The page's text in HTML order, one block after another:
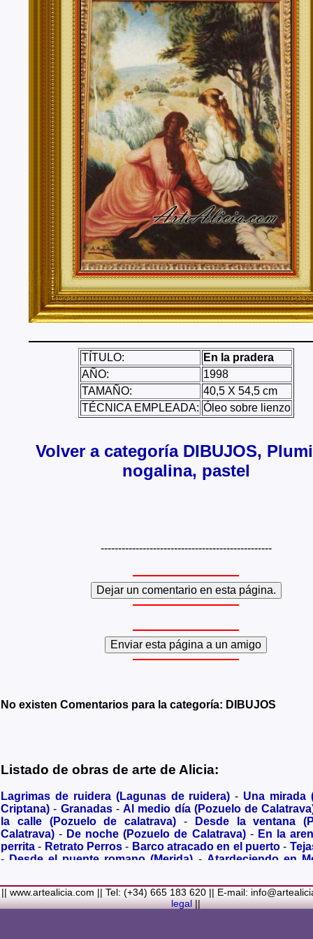
Valencia, Valladolid, Vizcaya, Zamora, Zaragoza.
También realizo envíos de mis cuadros o pinturas
lugares del mundo como pueden ser Estados Unidos,
Alemania, Gran Bretaña, Francia, Argentina, Italia...
TÍTULO:
En la pradera
AÑO:
1998
TAMAÑO:
40,5 X 54,5 cm
TÉCNICA EMPLEADA: Óleo sobre lienzo
Volver a categoría DIBUJOS,
nogalina, pastel
-------------------------------------------------
No existen Comentarios para la categoría: DIBUJOS
Listado de obras de arte de Alicia:
Lagrimas de ruidera (Lagunas de ruidera) - Una mirada
Criptana) - Granadas-Al medio día (Pozuelo de
la calle (Pozuelo de calatrava) -
Desde la ventana
Calatrava) - De noche (Pozuelo de Calatrava)- En la
perrita - Retrato Perros - Barco atracado en el puerto -
- Desde el puente romano (Merida) - Atardeciendo en
(Bolaños de Calatrava)-Membrillos madurando al sol-
costa-A dormir (Cuadro infantil)-En flor-Ramo de
Familiar-La fuente (La Alhambra de Granada)-Acuarela
|| www.artealicia.com || Tel: (+34) 665 183 620 || E-mail:
legal||